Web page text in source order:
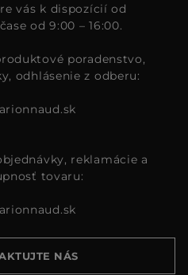
vás k dispozícií od
od 9:00 – 16:00.
poradenstvo,
odhlásenie z odberu:
reklamácie a
tovaru:
NÁS